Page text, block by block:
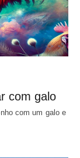
com galo
com um galo e